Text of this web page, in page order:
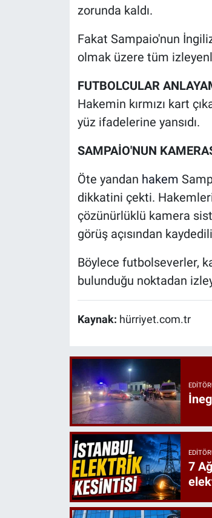
zorunda kaldı.
Fakat Sampaio'nun
olmak üzere tüm
FUTBOLCULAR
Hakemin kırmızı kart
yüz ifadelerine yansıdı.
SAMPAİO'NUN
Öte yandan hakem
dikkatini çekti.
çözünürlüklü kamera
görüş açısından
Böylece futbolseverler,
bulunduğu noktadan
Kaynak: hürriyet.com.tr
7